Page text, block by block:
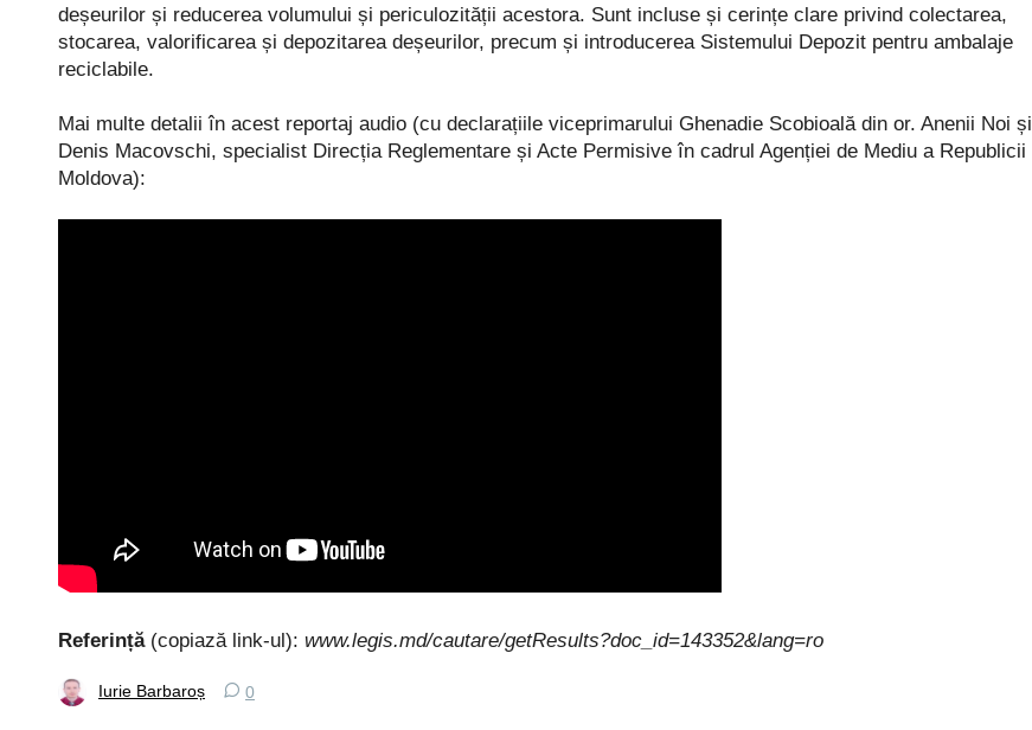
deșeurilor și reducerea volumului și periculozității acestora. Sunt incluse și cerințe clare privind colectarea,
stocarea, valorificarea și depozitarea deșeurilor, precum și introducerea Sistemului Depozit pentru ambalaje
reciclabile.
Mai multe detalii în acest reportaj audio (cu declarațiile viceprimarului Ghenadie Scobioală din or. Anenii Noi și
Denis Macovschi, specialist Direcția Reglementare și Acte Permisive în cadrul Agenției de Mediu a Republicii
Moldova):
Referință (copiază link-ul): www.legis.md/cautare/getResults?doc_id=143352&lang=ro
Iurie Barbaroș 0